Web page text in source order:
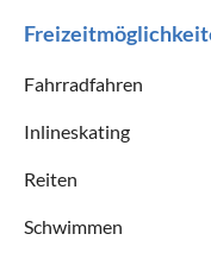
Fahrradfahren
Inlineskating
Reiten
Schwimmen